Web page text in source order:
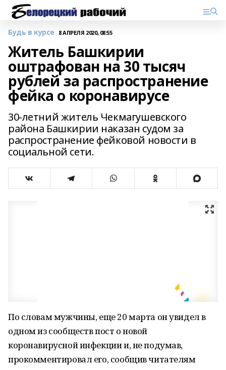
Будь в курсе 8 АПРЕЛЯ 2020, 08:55
Житель Башкирии
оштрафован на 30 тысяч
рублей за распространение
фейка о коронавирусе
30-летний житель Чекмагушевского
района Башкирии наказан судом за
распространение фейковой новости в
социальной сети.
По словам мужчины, еще 20 марта он увидел в
одном из сообществ пост о новой
коронавирусной инфекции и, не подумав,
прокомментировал его, сообщив читателям